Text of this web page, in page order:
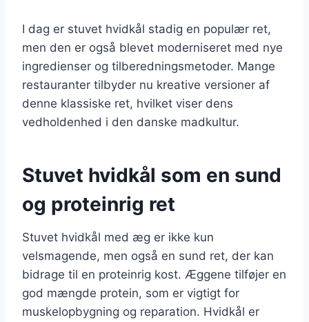
I dag er stuvet hvidkål stadig en populær ret,
men den er også blevet moderniseret med nye
ingredienser og tilberedningsmetoder. Mange
restauranter tilbyder nu kreative versioner af
denne klassiske ret, hvilket viser dens
vedholdenhed i den danske madkultur.
Stuvet hvidkål som en sund
og proteinrig ret
Stuvet hvidkål med æg er ikke kun
velsmagende, men også en sund ret, der kan
bidrage til en proteinrig kost. Æggene tilføjer en
god mængde protein, som er vigtigt for
muskelopbygning og reparation. Hvidkål er